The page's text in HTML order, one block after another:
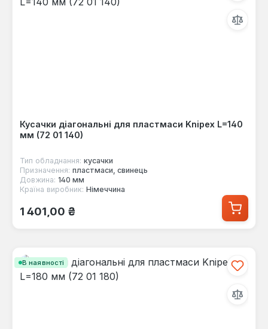
Кусачки діагональні для пластмаси Knipex L=140
мм (72 01 140)
Тип обладнання: кусачки
Призначення: пластмаси, свинець
Довжина: 140 мм
Країна виробник: Німеччина
Звичайна ціна:
1 401,00 ₴
В наявності